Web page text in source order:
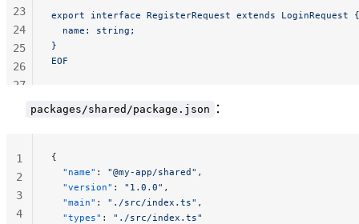
export interface RegisterRequest extends LoginRequest {
  name: string;
}
EOF
23
24
25
26
27
31
packages/shared/package.json ：
{
  "name"
: "@my-app/shared" ,
  "version"
: "1.0.0" ,
  "main"
: "./src/index.ts" ,
  "types"
: "./src/index.ts"
1
2
3
4